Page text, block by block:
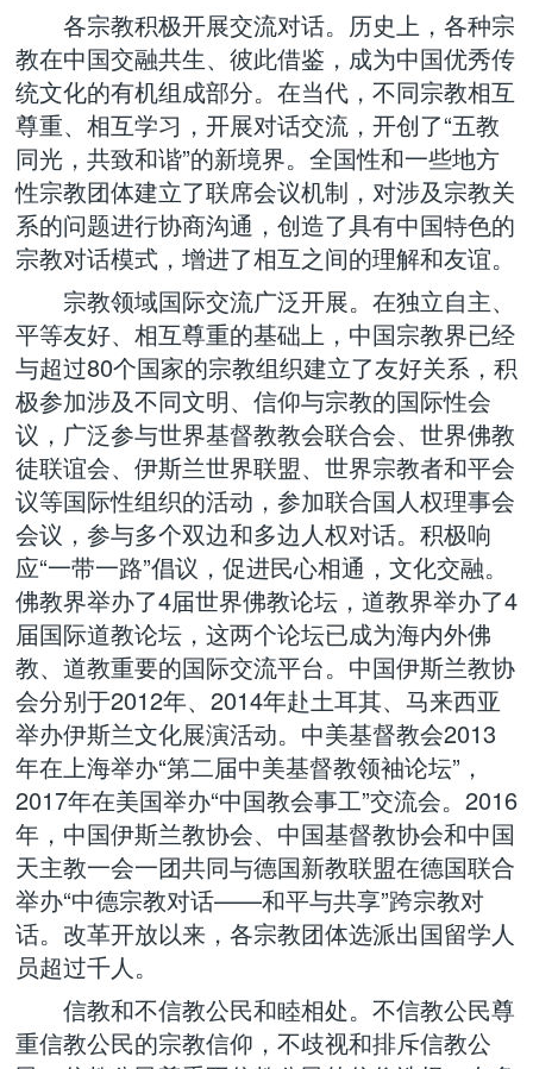
各宗教积极开展交流对话。历史上，各种宗
教在中国交融共生、彼此借鉴，成为中国优秀传
统文化的有机组成部分。在当代，不同宗教相互
尊重、相互学习，开展对话交流，开创了“五教
同光，共致和谐”的新境界。全国性和一些地方
性宗教团体建立了联席会议机制，对涉及宗教关
系的问题进行协商沟通，创造了具有中国特色的
宗教对话模式，增进了相互之间的理解和友谊。
宗教领域国际交流广泛开展。在独立自主、
平等友好、相互尊重的基础上，中国宗教界已经
与超过80个国家的宗教组织建立了友好关系，积
极参加涉及不同文明、信仰与宗教的国际性会
议，广泛参与世界基督教教会联合会、世界佛教
徒联谊会、伊斯兰世界联盟、世界宗教者和平会
议等国际性组织的活动，参加联合国人权理事会
会议，参与多个双边和多边人权对话。积极响
应“一带一路”倡议，促进民心相通，文化交融。
佛教界举办了4届世界佛教论坛，道教界举办了4
届国际道教论坛，这两个论坛已成为海内外佛
教、道教重要的国际交流平台。中国伊斯兰教协
会分别于2012年、2014年赴土耳其、马来西亚
举办伊斯兰文化展演活动。中美基督教会2013
年在上海举办“第二届中美基督教领袖论坛”，
2017年在美国举办“中国教会事工”交流会。2016
年，中国伊斯兰教协会、中国基督教协会和中国
天主教一会一团共同与德国新教联盟在德国联合
举办“中德宗教对话——和平与共享”跨宗教对
话。改革开放以来，各宗教团体选派出国留学人
员超过千人。
信教和不信教公民和睦相处。不信教公民尊
重信教公民的宗教信仰，不歧视和排斥信教公